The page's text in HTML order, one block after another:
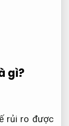
gì?
rủi ro được